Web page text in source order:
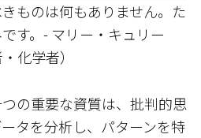
ものは何もありません。た
す。- マリー・キュリー
化学者）
の重要な資質は、批判的思
タを分析し、パターンを特